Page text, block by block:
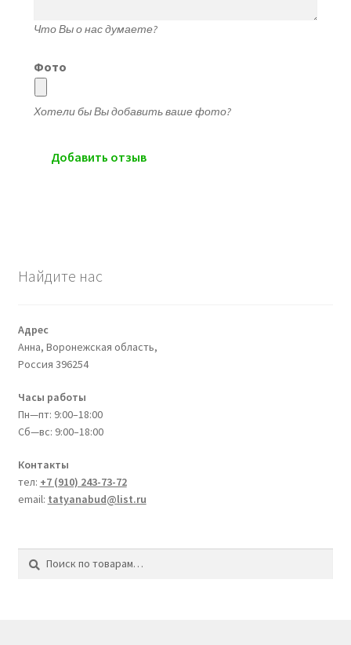
Что Вы о нас думаете?
Фото
Хотели бы Вы добавить ваше фото?
Найдите нас
Адрес
Анна, Воронежская область,
Россия 396254
Часы работы
Пн—пт: 9:00–18:00
Сб—вс: 9:00–18:00
Контакты
тел: +7 (910) 243-73-72
email: tatyanabud@list.ru